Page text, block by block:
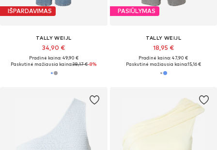
IŠPARDAVIMAS
TALLY WEIJL
34,90 €
Pradinė kaina: 49,90 €
Paskutinė mažiausia kaina:38,17 €-8%
PASIŪLYMAS
TALLY WEIJL
18,95 €
Pradinė kaina: 47,90 €
Paskutinė mažiausia kaina:15,16 €